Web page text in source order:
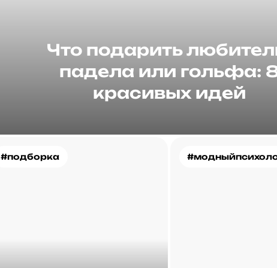
Что подарить
падела или гольфа:
красивых идей
#подборка